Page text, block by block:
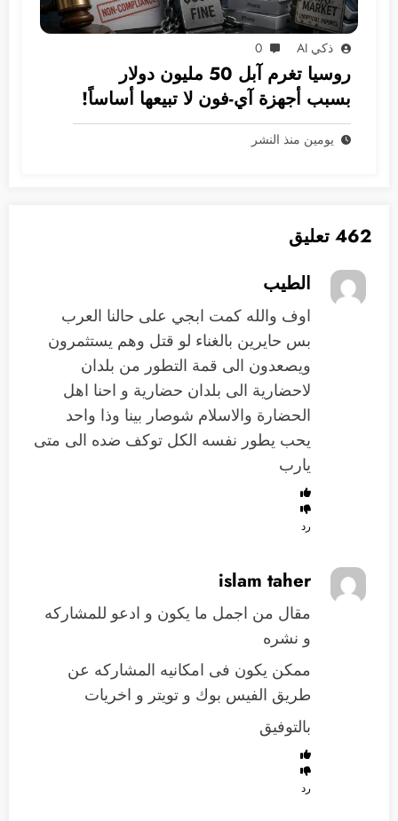
ذكي AI 0
روسيا تغرم آبل 50 مليون دولار
بسبب أجهزة آي-فون لا تبيعها أساساً!
يومين منذ النشر
462 تعليق
الطيب
اوف والله كمت ابجي على حالنا العرب
بس حايرين بالغناء لو قتل وهم يستثمرون
ويصعدون الى قمة التطور من بلدان
لاحضارية الى بلدان حضارية و احنا اهل
الحضارة والاسلام شوصار بينا وذا واحد
يحب يطور نفسه الكل توكف ضده الى متى
يارب
رد
islam taher
مقال من اجمل ما يكون و ادعو للمشاركه
و نشره
ممكن يكون فى امكانيه المشاركه عن
طريق الفيس بوك و تويتر و اخريات
بالتوفيق
رد